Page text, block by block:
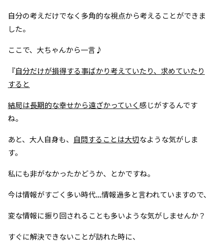
自分の考えだけでなく多角的な視点から考えることができま
した。
ここで、大ちゃんから一言♪
『自分だけが損得する事ばかり考えていたり、求めていたり
すると
結局は長期的な幸せから遠ざかっていく感じがするんです
ね。
あと、大人自身も、 自問することは大切なような気がしま
す。
私にも非がなかったかどうか、とかですね。
今は情報がすごく多い時代...情報過多と言われていますので、
変な情報に振り回されることも多いような気がしませんか？
すぐに解決できないことが訪れた時に、